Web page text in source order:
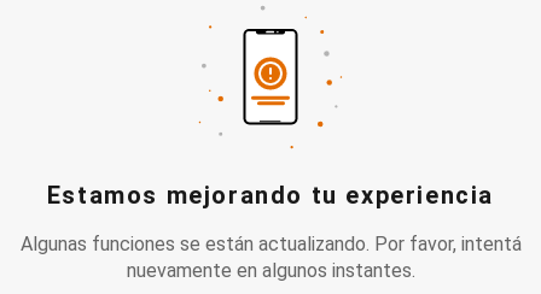
Estamos mejorando tu experiencia
Algunas funciones se están actualizando. Por favor, intentá
nuevamente en algunos instantes.